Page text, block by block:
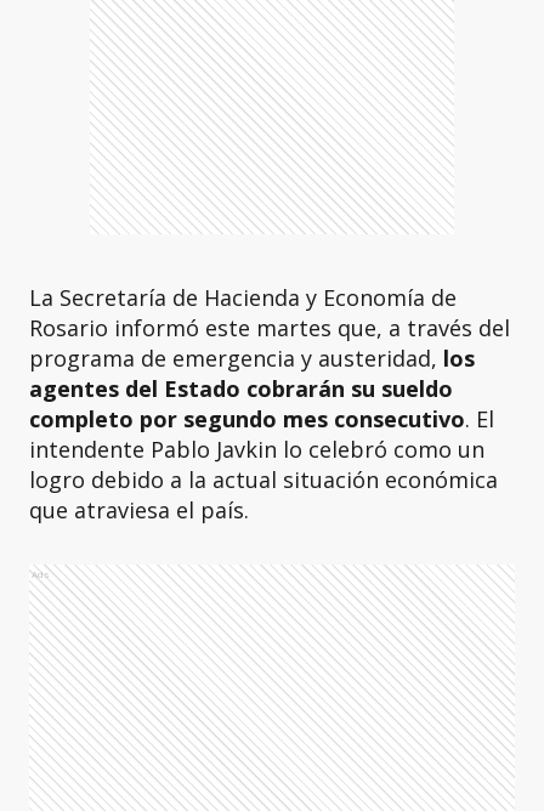
La Secretaría de Hacienda y Economía de
Rosario informó este martes que, a través del
programa de emergencia y austeridad, los
agentes del Estado cobrarán su sueldo
completo por segundo mes consecutivo. El
intendente Pablo Javkin lo celebró como un
logro debido a la actual situación económica
que atraviesa el país.
Ads